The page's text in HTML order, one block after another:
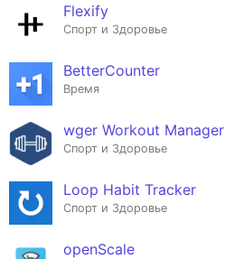
Flexify
Спорт и Здоровье
BetterCounter
Время
wger Workout Manager
Спорт и Здоровье
Loop Habit Tracker
Спорт и Здоровье
openScale